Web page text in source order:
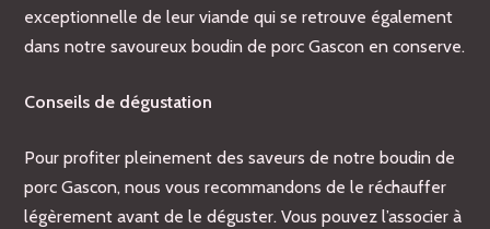
exceptionnelle de leur viande qui se retrouve également
dans notre savoureux boudin de porc Gascon en conserve.
Conseils de dégustation
Pour profiter pleinement des saveurs de notre boudin de
porc Gascon, nous vous recommandons de le réchauffer
légèrement avant de le déguster. Vous pouvez l’associer à